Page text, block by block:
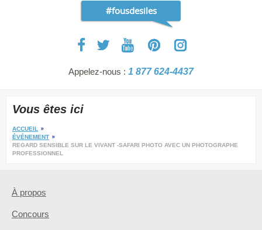
#fousdesiles
Appelez-nous : 1 877 624-4437
Vous êtes ici
ACCUEIL
ÉVÉNEMENT
REGARD SENSIBLE SUR LE VIVANT -SAFARI PHOTO AVEC UN PHOTOGRAPHE
PROFESSIONNEL
À propos
Concours